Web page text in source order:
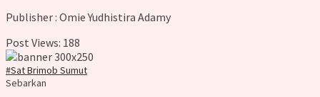
Publisher : Omie Yudhistira Adamy
Post Views: 188
#Sat Brimob Sumut
Sebarkan